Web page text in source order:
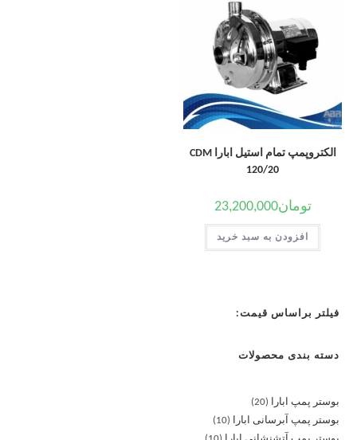
الکتروپمپ تمام استیل ابارا CDM
120/20
تومان23,200,000
افزودن به سبد خرید
فیلتر براساس قیمت:
دسته بندی محصولات
بوستر پمپ ابارا
20
بوستر پمپ آبرسانی ابارا
10